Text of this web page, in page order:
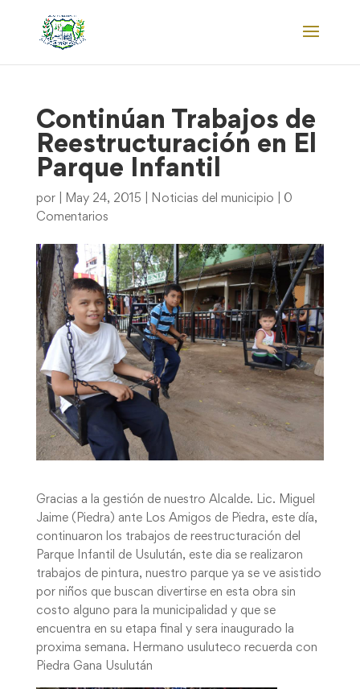
Continúan Trabajos de
Reestructuración en El
Parque Infantil
por May 24, 2015 Noticias del municipio
0
Comentarios
Gracias a la gestión de nuestro Alcalde. Lic. Miguel
Jaime (Piedra) ante Los Amigos de Piedra, este día,
continuaron los trabajos de reestructuración del
Parque Infantil de Usulután, este dia se realizaron
trabajos de pintura, nuestro parque ya se ve asistido
por niños que buscan divertirse en esta obra sin
costo alguno para la municipalidad y que se
encuentra en su etapa final y sera inaugurado la
proxima semana. Hermano usuluteco recuerda con
Piedra Gana Usulután